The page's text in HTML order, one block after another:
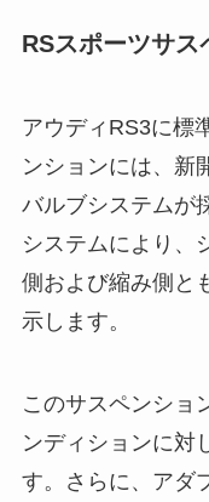
RSスポーツサス
アウディRS3に標
ンションには、新
バルブシステムが
システムにより、
側および縮み側と
示します。
このサスペンショ
ンディションに対
す。さらに、アダ